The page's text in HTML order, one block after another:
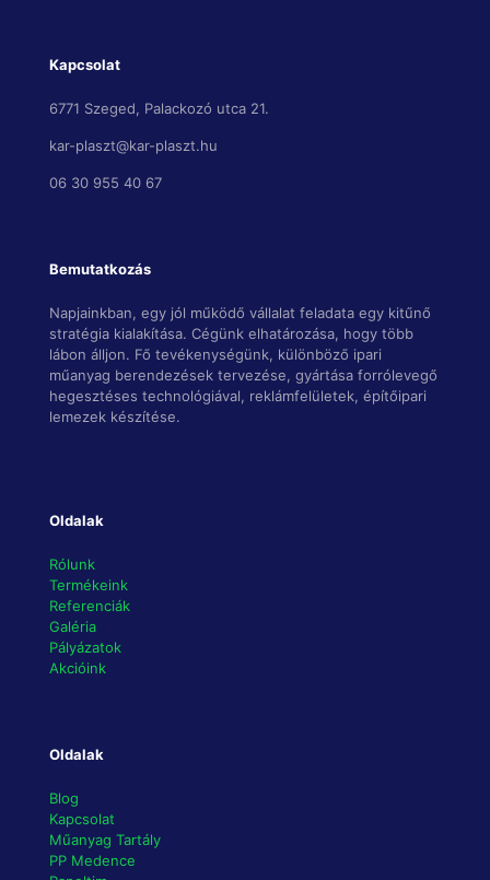
Kapcsolat
6771 Szeged, Palackozó utca 21.
kar-plaszt@kar-plaszt.hu
06 30 955 40 67
Bemutatkozás
Napjainkban, egy jól működő vállalat feladata egy kitűnő
stratégia kialakítása. Cégünk elhatározása, hogy több
lábon álljon. Fő tevékenységünk, különböző ipari
műanyag berendezések tervezése, gyártása forrólevegő
hegesztéses technológiával, reklámfelületek, építőipari
lemezek készítése.
Oldalak
Rólunk
Termékeink
Referenciák
Galéria
Pályázatok
Akcióink
Oldalak
Blog
Kapcsolat
Műanyag Tartály
PP Medence